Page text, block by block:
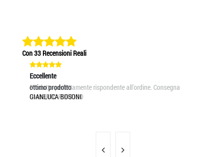
Con 33 Recensioni Reali
Eccellente
Prodotto perfettamente rispondente all'ordine. Consegna
UMBERTO PORFIDO
Eccellente
ottimo prodotto
GIANLUCA BOSONI